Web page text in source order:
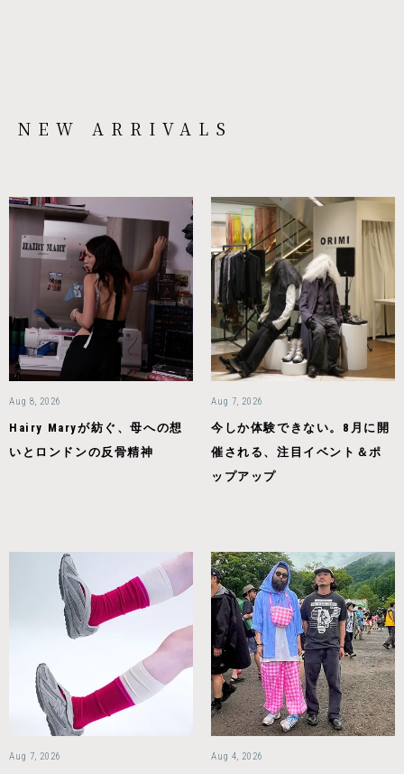
NEW ARRIVALS
Aug 8, 2026
Hairy Maryが紡ぐ、母への想
いとロンドンの反骨精神
Aug 7, 2026
今しか体験できない。8月に開
催される、注目イベント＆ポ
ップアップ
Aug 7, 2026 Aug 4, 2026